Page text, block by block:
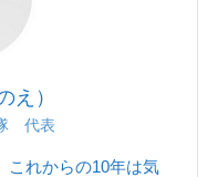
え）
代表
これからの10年は気